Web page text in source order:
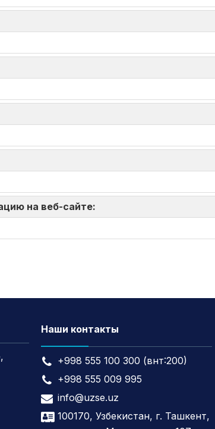
на веб-сайте:
Наши контакты
+998 555 100 300 (внт:200)
+998 555 009 995
info@uzse.uz
100170, Узбекистан, г. Ташкент,